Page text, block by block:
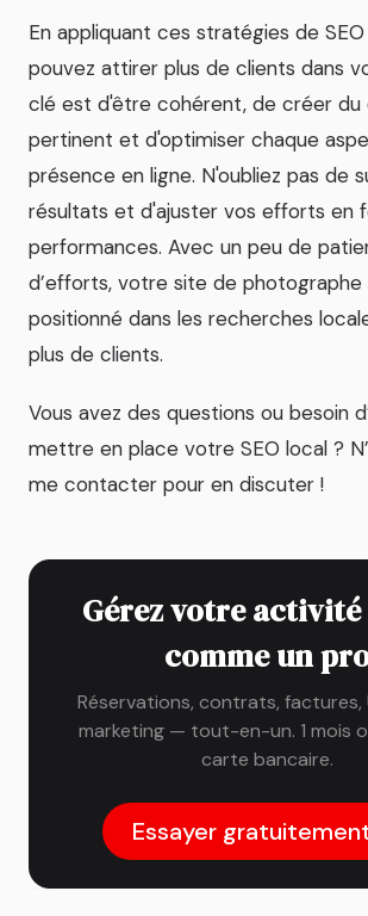
En appliquant ces stratégies de
pouvez attirer plus de clients dans
clé est d'être cohérent, de créer du
pertinent et d'optimiser chaque
présence en ligne. N'oubliez pas de
résultats et d'ajuster vos efforts en
performances. Avec un peu de
d’efforts, votre site de photographe
positionné dans les recherches
plus de clients.
Vous avez des questions ou besoin
mettre en place votre SEO local ?
me contacter pour en discuter !
Gérez votre
comme un
Réservations, contrats, factures,
marketing — tout-en-un. 1 mois
carte bancaire.
Essayer